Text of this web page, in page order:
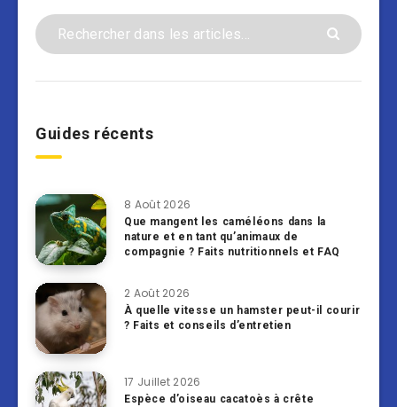
Guides récents
8 Août 2026
Que mangent les caméléons dans la
nature et en tant qu’animaux de
compagnie ? Faits nutritionnels et FAQ
2 Août 2026
À quelle vitesse un hamster peut-il courir
? Faits et conseils d’entretien
17 Juillet 2026
Espèce d’oiseau cacatoès à crête